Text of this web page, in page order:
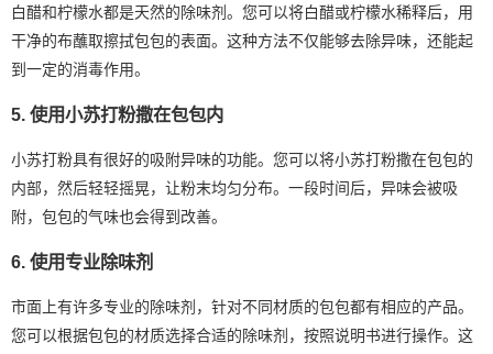
白醋和柠檬水都是天然的除味剂。您可以将白醋或柠檬水稀释后，用
干净的布蘸取擦拭包包的表面。这种方法不仅能够去除异味，还能起
到一定的消毒作用。
5. 使用小苏打粉撒在包包内
小苏打粉具有很好的吸附异味的功能。您可以将小苏打粉撒在包包的
内部，然后轻轻摇晃，让粉末均匀分布。一段时间后，异味会被吸
附，包包的气味也会得到改善。
6. 使用专业除味剂
市面上有许多专业的除味剂，针对不同材质的包包都有相应的产品。
您可以根据包包的材质选择合适的除味剂，按照说明书进行操作。这